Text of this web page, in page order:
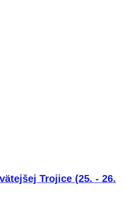
Trojice (25. - 26.